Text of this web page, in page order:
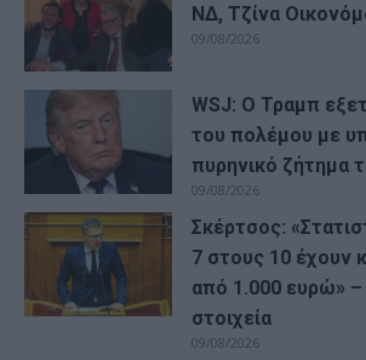
ΝΔ, Τζίνα
09/08/2026
WSJ: Ο Τραμπ
του πολέμου με
πυρηνικό ζήτημα
09/08/2026
Σκέρτσος:
7 στους 10 έχουν
από 1.000 ευρώ» –
στοιχεία
09/08/2026